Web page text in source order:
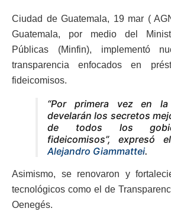
Ciudad de Guatemala, 19 mar (
Guatemala, por medio del
Públicas (Minfin), implementó
transparencia enfocados en
fideicomisos.
“Por primera vez en
develarán los secretos
de todos los
fideicomisos”, expresó
Alejandro Giammattei.
Asimismo, se renovaron y
tecnológicos como el de
Oenegés.